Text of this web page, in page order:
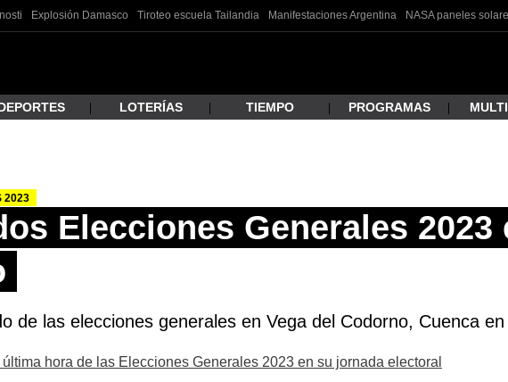
Explosión Damasco Tiroteo escuela Tailandia Manifestaciones Argentina NASA paneles
¿Qué estás buscando?
Buscar
LOTERÍAS TIEMPO PROGRAMAS
2023
Elecciones Generales 2023
de las elecciones generales en Vega del Codorno, Cuenca
hora de las Elecciones Generales 2023 en su jornada electoral